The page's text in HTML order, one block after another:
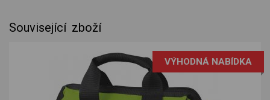
Související zboží
VÝHODNÁ NABÍDKA